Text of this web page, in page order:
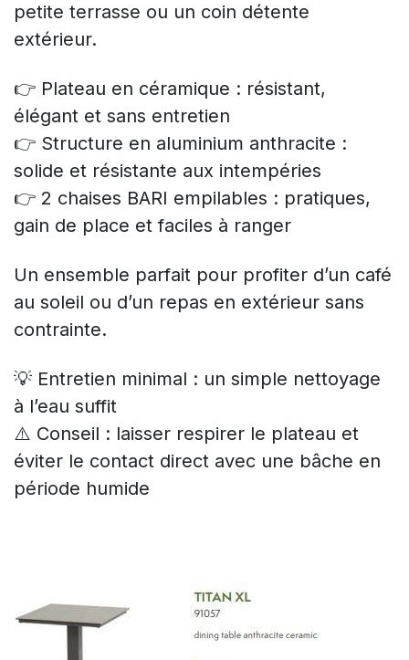
petite terrasse ou un coin détente
extérieur.
👉 Plateau en céramique : résistant,
élégant et sans entretien
👉 Structure en aluminium anthracite :
solide et résistante aux intempéries
👉 2 chaises BARI empilables : pratiques,
gain de place et faciles à ranger
Un ensemble parfait pour profiter d’un café
au soleil ou d’un repas en extérieur sans
contrainte.
💡 Entretien minimal : un simple nettoyage
à l’eau suffit
⚠️ Conseil : laisser respirer le plateau et
éviter le contact direct avec une bâche en
période humide